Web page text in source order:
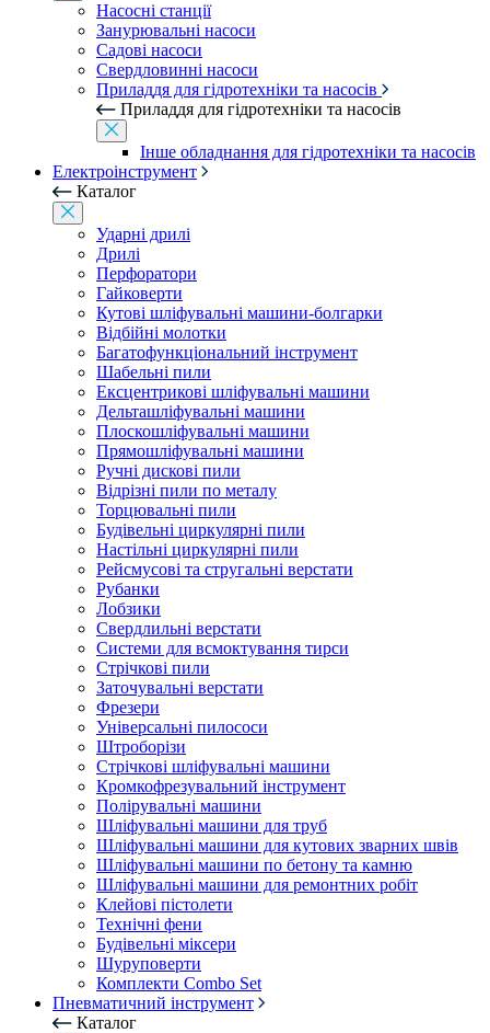
Насосні станції
Занурювальні насоси
Садові насоси
Свердловинні насоси
Приладдя для гідротехніки та насосів
Приладдя для гідротехніки та насосів
Інше обладнання для гідротехніки та насосів
Електроінструмент
Каталог
Ударні дрилі
Дрилі
Перфоратори
Гайковерти
Кутові шліфувальні машини-болгарки
Відбійні молотки
Багатофункціональний інструмент
Шабельні пили
Ексцентрикові шліфувальні машини
Дельташліфувальні машини
Плоскошліфувальні машини
Прямошліфувальні машини
Ручні дискові пили
Відрізні пили по металу
Торцювальні пили
Будівельні циркулярні пили
Настільні циркулярні пили
Рейсмусові та стругальні верстати
Рубанки
Лобзики
Свердлильні верстати
Системи для всмоктування тирси
Стрічкові пили
Заточувальні верстати
Фрезери
Універсальні пилососи
Штроборізи
Стрічкові шліфувальні машини
Кромкофрезувальний інструмент
Полірувальні машини
Шліфувальні машини для труб
Шліфувальні машини для кутових зварних швів
Шліфувальні машини по бетону та камню
Шліфувальні машини для ремонтних робіт
Клейові пістолети
Технічні фени
Будівельні міксери
Шуруповерти
Комплекти Combo Set
Пневматичний інструмент
Каталог